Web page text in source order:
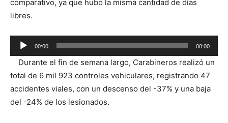
comparativo, ya que hubo la misma cantidad de días
libres.
Reproductor
de
audio
00:00 00:00
Durante el fin de semana largo, Carabineros realizó un
total de 6 mil 923 controles vehiculares, registrando 47
accidentes viales, con un descenso del -37% y una baja
del -24% de los lesionados.